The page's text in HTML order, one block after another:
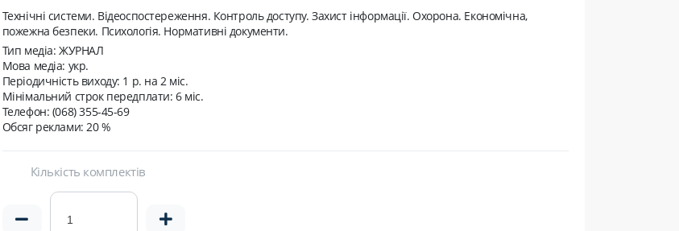
Технічні системи. Відеоспостереження. Контроль доступу. Захист інформації. Охорона. Економічна,
пожежна безпеки. Психологія. Нормативні документи.
Тип медіа: ЖУРНАЛ
Мова медіа: укр.
Періодичність виходу: 1 p. на 2 мiс.
Мінімальний строк передплати:6 міс.
Телефон: (068) 355-45-69
Обсяг реклами: 20 %
Кількість комплектів